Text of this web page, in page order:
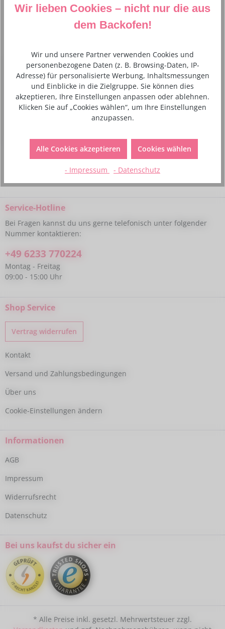
Den Code fügst du ganz einfach im Warenkorb in das Gutschein-
Beschreibung
Der FMM Nelkenausstecher ist ein handliches Werkzeug,
um Nelken schnell und einfach zu machen. Gartennelken
sind nicht nur a…Mehr
Service-Hotline
Bei Fragen kannst du uns gerne telefonisch unter folgender
Nummer kontaktieren:
+49 6233 770224
Montag - Freitag
09:00 - 15:00 Uhr
Shop Service
Vertrag widerrufen
Kontakt
Versand und Zahlungsbedingungen
Über uns
Cookie-Einstellungen ändern
Informationen
AGB
Impressum
Widerrufsrecht
Datenschutz
Bei uns kaufst du sicher ein
* Alle Preise inkl. gesetzl. Mehrwertsteuer zzgl.
Wir lieben Cookies – nicht nur die aus
dem Backofen!
Wir und unsere Partner verwenden Cookies und
personenbezogene Daten (z. B. Browsing-Daten, IP-
Adresse) für personalisierte Werbung, Inhaltsmessungen
und Einblicke in die Zielgruppe. Sie können dies
akzeptieren, Ihre Einstellungen anpassen oder ablehnen.
Klicken Sie auf „Cookies wählen“, um Ihre Einstellungen
anzupassen.
Alle Cookies akzeptieren Cookies wählen
- Impressum - Datenschutz